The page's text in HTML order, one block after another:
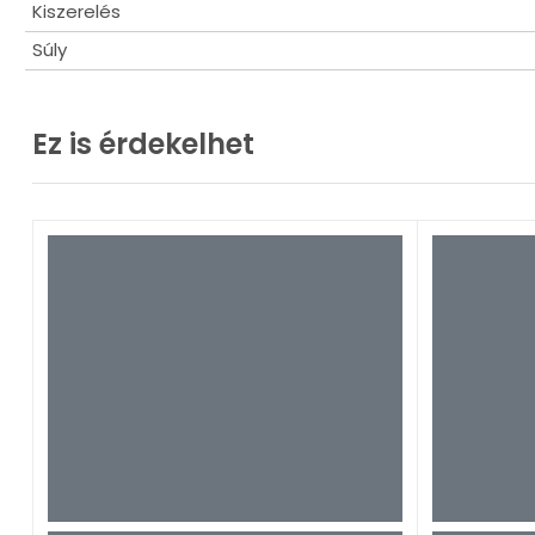
Kiszerelés
Súly
Ez is érdekelhet